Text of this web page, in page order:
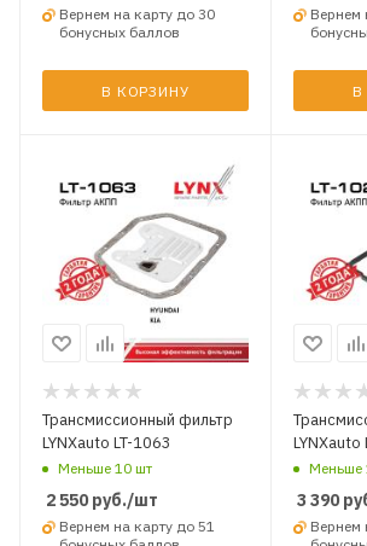
Вернем на карту до 30
бонусных баллов
В КОРЗИНУ
Вернем
В
Трансмиссионный фильтр
LYNXauto LT-1063
Меньше 10 шт
2 550 руб./шт
Вернем на карту до 51
LYNXauto
Меньше
3 390
Вернем